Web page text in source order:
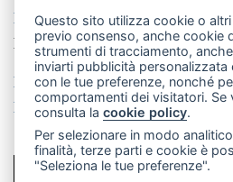
La redazione
MerateOnline
Made by VIP
Privacy policy
Cookie policy
Rivedi le tue scelte sui cookie
SCRIVICI
Questo sito utilizza cookie o
previo consenso, anche cookie
strumenti di tracciamento,
inviarti pubblicità personalizzata
con le tue preferenze, nonché
comportamenti dei visitatori. Se
consulta lacookie policy.
Per selezionare in modo
finalità, terze parti e cookie è
"Seleziona le tue preferenze".